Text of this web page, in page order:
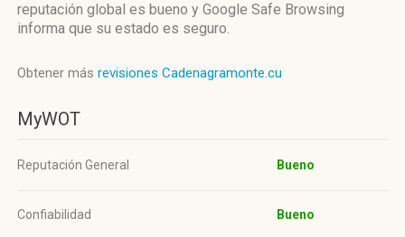
reputación global es bueno y Google Safe Browsing
informa que su estado es seguro.
Obtener más revisiones Cadenagramonte.cu
MyWOT
Reputación General Bueno
Confiabilidad
Bueno